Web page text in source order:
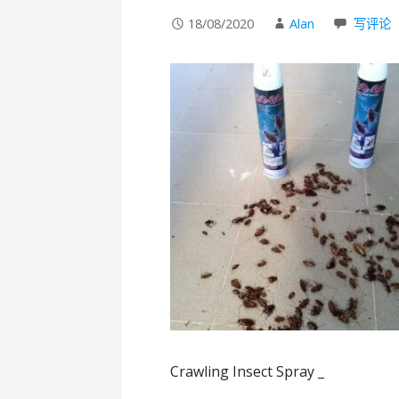
18/08/2020 Alan 写评论
Crawling Insect Spray _